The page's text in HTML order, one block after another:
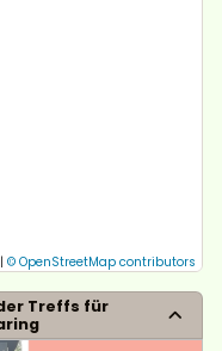
| © OpenStreetMap contributors
Treffs für